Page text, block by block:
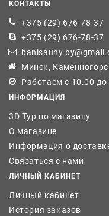
КОНТАКТЫ
+375 (29) 676-78-37
+375 (29) 676-78-37
Минск,
Работаем с 10.00 до
ИНФОРМАЦИЯ
3D Тур по магазину
О магазине
Информация о
Связаться с нами
ЛИЧНЫЙ КАБИНЕТ
Личный кабинет
История заказов